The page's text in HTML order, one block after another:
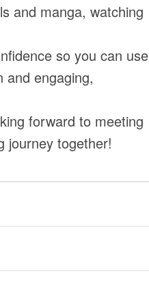
and manga, watching
so you can use
and engaging,
forward to meeting
journey together!